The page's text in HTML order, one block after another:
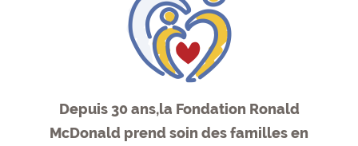
Depuis 30 ans,la Fondation Ronald
McDonald prend soin des familles en